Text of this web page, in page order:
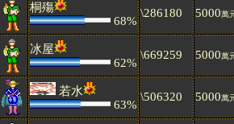
桐殤
68%
\286180 5000萬
冰屋
62%
\669259 5000萬
若水
63%
\506320 5000萬